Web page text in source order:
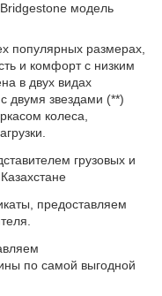
модель
популярных размерах,
и комфорт с низким
в двух видах
двумя звездами (**)
колеса,
грузовых и
предоставляем
по самой выгодной